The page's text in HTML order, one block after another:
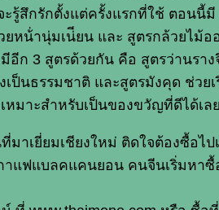
รู้สึกรักตั้งแต่ครั้งแรกที่ใช้ ตอนนี้
หน้่านุ่มเน่ียน และ สูตรกล้วยไม้
ก 3 สูตรด้วยกัน คือ สูตรว่านรา
เป็นธรรมชาติ และสูตรมังคุด ช่
มาะสำหรับเป็นของขวัญที่ดีได้เลย
มาเยี่ยมเชียงใหม่ ติดใจต้องซื้อไ
แฟแบลคแคนยอน คนจีนเริ่มหาซื้